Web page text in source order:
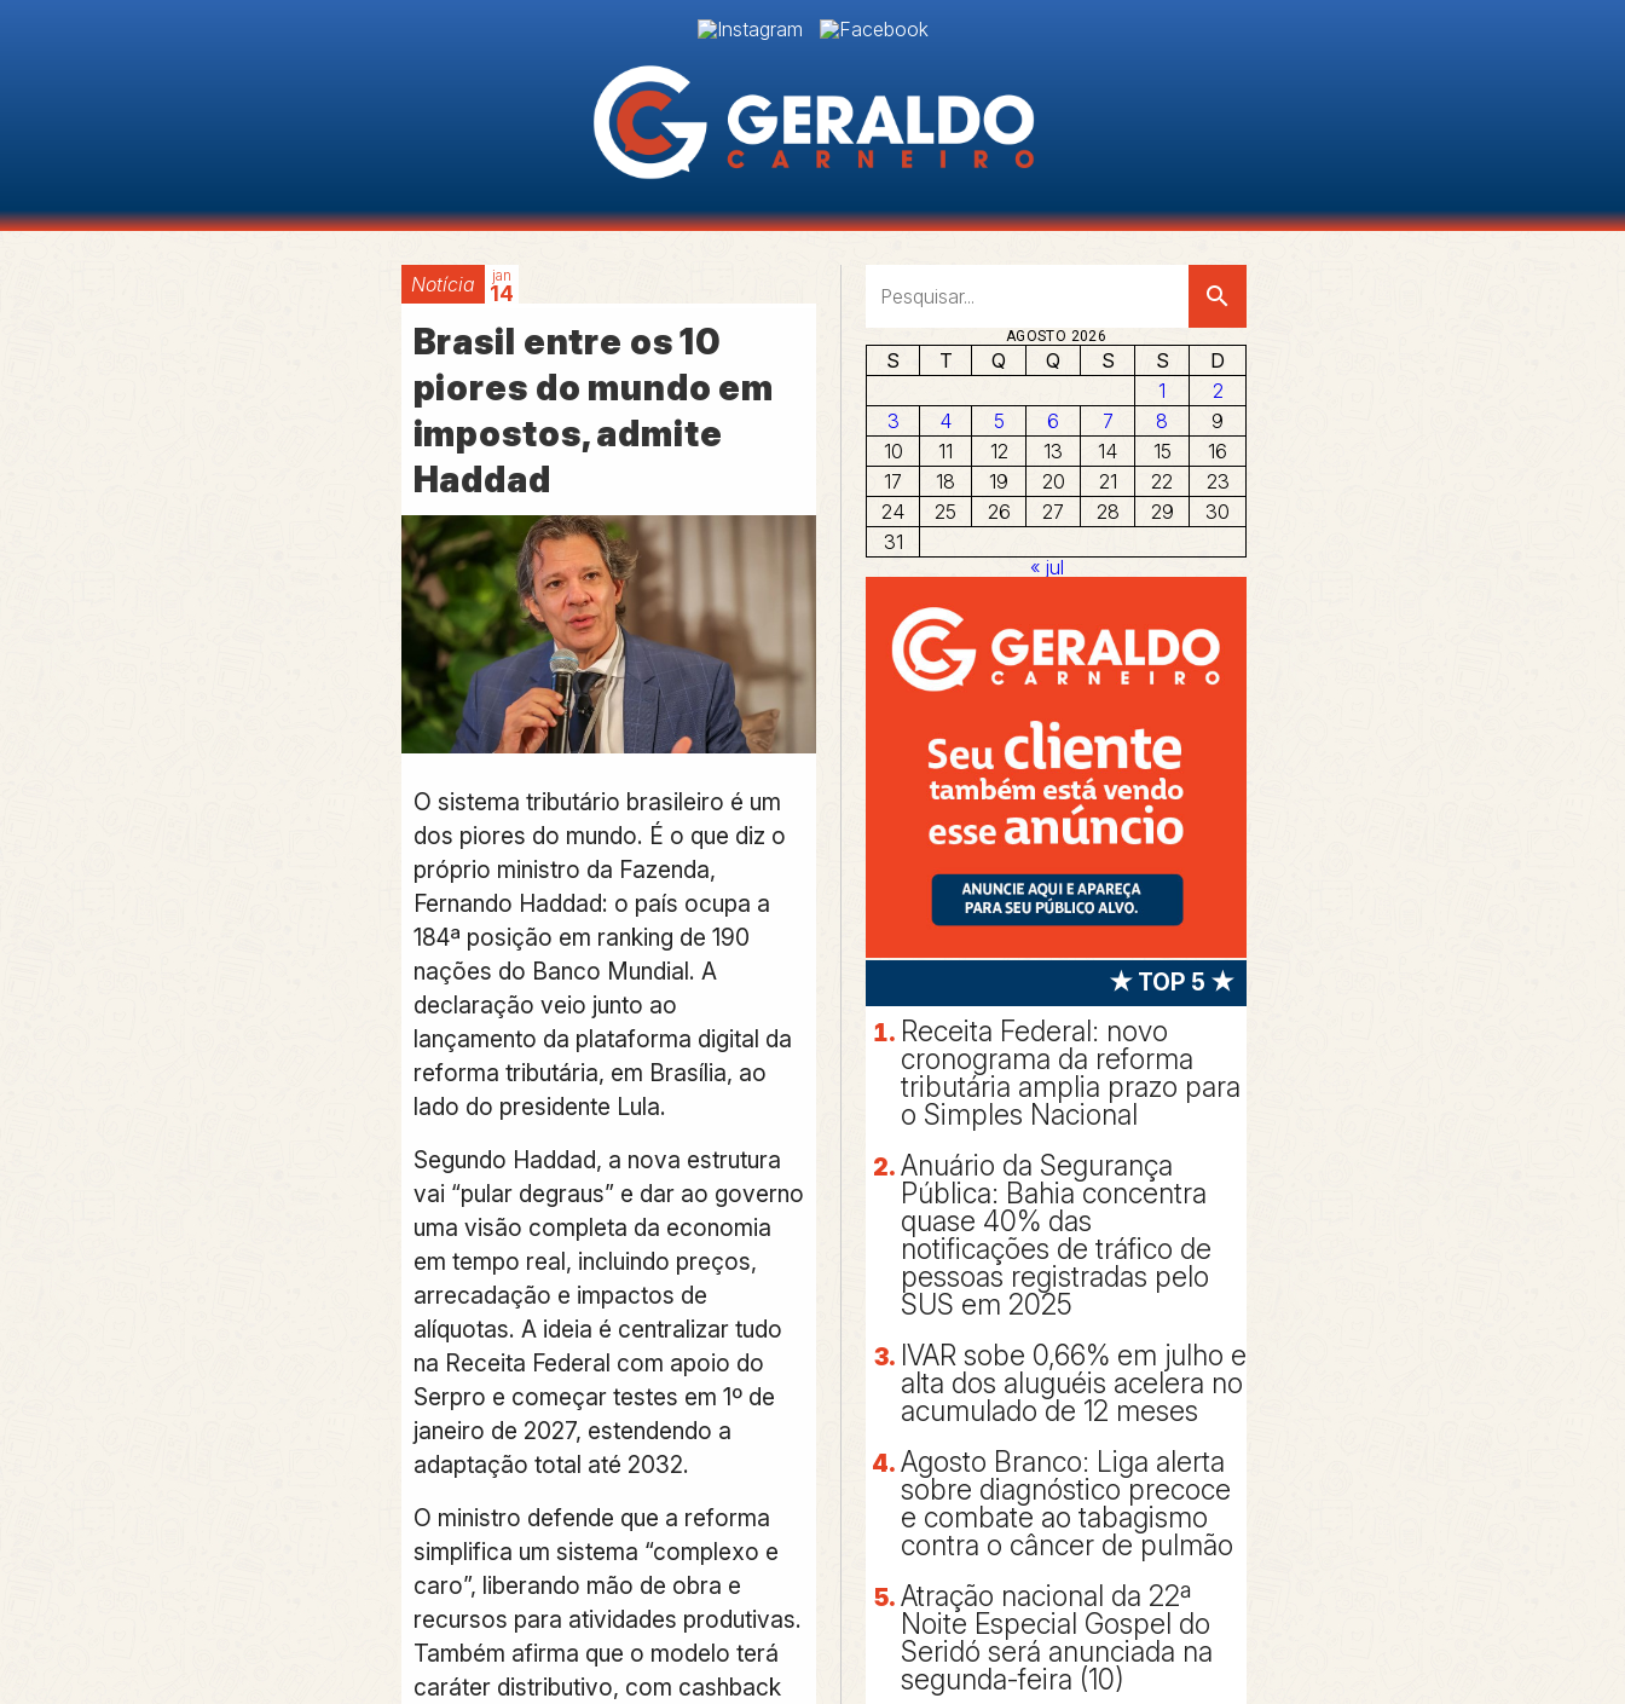
Notícia 14
jan
Brasil entre os 10
piores do mundo em
impostos, admite
Haddad
O sistema tributário brasileiro é um
dos piores do mundo. É o que diz o
próprio ministro da Fazenda,
Fernando Haddad: o país ocupa a
184ª posição em ranking de 190
nações do Banco Mundial. A
declaração veio junto ao
lançamento da plataforma digital da
reforma tributária, em Brasília, ao
lado do presidente Lula.
Segundo Haddad, a nova estrutura
vai “pular degraus” e dar ao governo
uma visão completa da economia
em tempo real, incluindo preços,
arrecadação e impactos de
alíquotas. A ideia é centralizar tudo
na Receita Federal com apoio do
Serpro e começar testes em 1º de
janeiro de 2027, estendendo a
adaptação total até 2032.
O ministro defende que a reforma
simplifica um sistema “complexo e
caro”, liberando mão de obra e
recursos para atividades produtivas.
Também afirma que o modelo terá
caráter distributivo, com cashback
search
AGOSTO 2026
S T Q Q S S
D
1
2
3
4 5 6 7 8
9
10
11 12 13 14 15
16
17
18 19 20 21 22
23
24
25 26 27 28 29
30
31
« jul
★ TOP 5 ★
Receita Federal: novo
cronograma da reforma
tributária amplia prazo para
o Simples Nacional
Anuário da Segurança
Pública: Bahia concentra
quase 40% das
notificações de tráfico de
pessoas registradas pelo
SUS em 2025
IVAR sobe 0,66% em julho e
alta dos aluguéis acelera no
acumulado de 12 meses
Agosto Branco: Liga alerta
sobre diagnóstico precoce
e combate ao tabagismo
contra o câncer de pulmão
Atração nacional da 22ª
Noite Especial Gospel do
Seridó será anunciada na
segunda-feira (10)